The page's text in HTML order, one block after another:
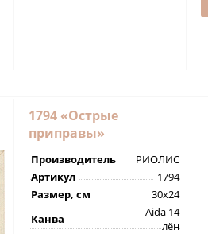
1794 «Острые
приправы»
Производитель
РИОЛИС
Артикул
1794
Размер, см
30х24
Канва
Aida 14
лён